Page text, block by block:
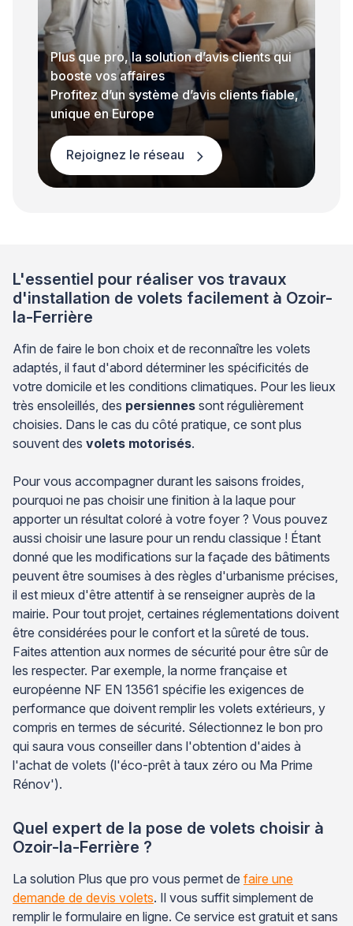
Plus que pro, la solution d’avis clients qui
booste vos affaires
Profitez d’un système d’avis clients fiable,
unique en Europe
Rejoignez le réseau
L'essentiel pour réaliser vos travaux
d'installation de volets facilement à Ozoir-
la-Ferrière
Afin de faire le bon choix et de reconnaître les volets
adaptés, il faut d'abord déterminer les spécificités de
votre domicile et les conditions climatiques. Pour les lieux
très ensoleillés, des persiennes sont régulièrement
choisies. Dans le cas du côté pratique, ce sont plus
souvent des volets motorisés.
Pour vous accompagner durant les saisons froides,
pourquoi ne pas choisir une finition à la laque pour
apporter un résultat coloré à votre foyer ? Vous pouvez
aussi choisir une lasure pour un rendu classique ! Étant
donné que les modifications sur la façade des bâtiments
peuvent être soumises à des règles d'urbanisme précises,
il est mieux d'être attentif à se renseigner auprès de la
mairie. Pour tout projet, certaines réglementations doivent
être considérées pour le confort et la sûreté de tous.
Faites attention aux normes de sécurité pour être sûr de
les respecter. Par exemple, la norme française et
européenne NF EN 13561 spécifie les exigences de
performance que doivent remplir les volets extérieurs, y
compris en termes de sécurité. Sélectionnez le bon pro
qui saura vous conseiller dans l'obtention d'aides à
l'achat de volets (l'éco-prêt à taux zéro ou Ma Prime
Rénov').
Quel expert de la pose de volets choisir à
Ozoir-la-Ferrière ?
La solution Plus que pro vous permet de faire une
demande de devis volets. Il vous suffit simplement de
remplir le formulaire en ligne. Ce service est gratuit et sans